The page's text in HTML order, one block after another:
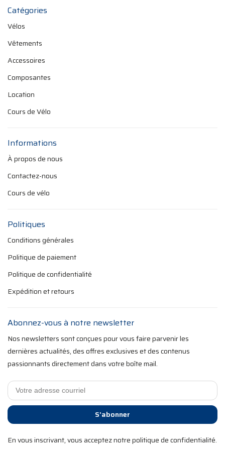
Catégories
Vélos
Vêtements
Accessoires
Composantes
Location
Cours de Vélo
Informations
À propos de nous
Contactez-nous
Cours de vélo
Politiques
Conditions générales
Politique de paiement
Politique de confidentialité
Expédition et retours
Abonnez-vous à notre newsletter
Nos newsletters sont conçues pour vous faire parvenir les
dernières actualités, des offres exclusives et des contenus
passionnants directement dans votre boîte mail.
S'abonner
En vous inscrivant, vous acceptez notre politique de confidentialité.